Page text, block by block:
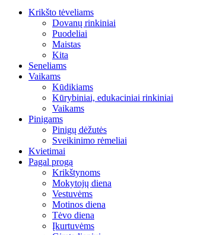
Krikšto tėveliams
Dovanų rinkiniai
Puodeliai
Maistas
Kita
Seneliams
Vaikams
Kūdikiams
Kūrybiniai, edukaciniai rinkiniai
Vaikams
Pinigams
Pinigų dėžutės
Sveikinimo rėmeliai
Kvietimai
Pagal progą
Krikštynoms
Mokytojų diena
Vestuvėms
Motinos diena
Tėvo diena
Įkurtuvėms